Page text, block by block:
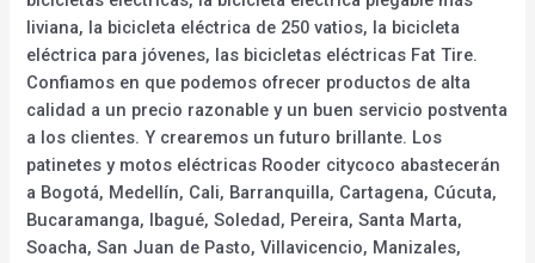
liviana, la bicicleta eléctrica de 250 vatios, la bicicleta
eléctrica para jóvenes, las bicicletas eléctricas Fat Tire.
Confiamos en que podemos ofrecer productos de alta
calidad a un precio razonable y un buen servicio postventa
a los clientes. Y crearemos un futuro brillante. Los
patinetes y motos eléctricas Rooder citycoco abastecerán
a Bogotá, Medellín, Cali, Barranquilla, Cartagena, Cúcuta,
Bucaramanga, Ibagué, Soledad, Pereira, Santa Marta,
Soacha, San Juan de Pasto, Villavicencio, Manizales,